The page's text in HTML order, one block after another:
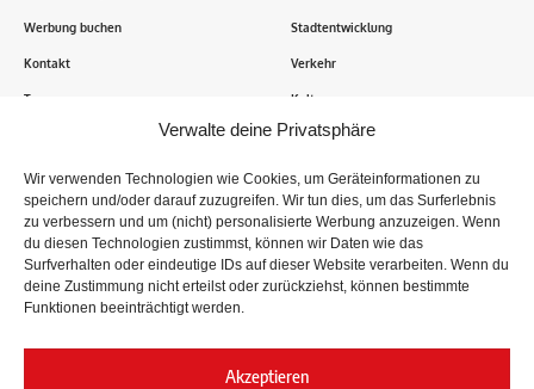
Verwalte deine Privatsphäre
Wir verwenden Technologien wie Cookies, um Geräteinformationen zu
speichern und/oder darauf zuzugreifen. Wir tun dies, um das Surferlebnis
zu verbessern und um (nicht) personalisierte Werbung anzuzeigen. Wenn
du diesen Technologien zustimmst, können wir Daten wie das
Surfverhalten oder eindeutige IDs auf dieser Website verarbeiten. Wenn du
deine Zustimmung nicht erteilst oder zurückziehst, können bestimmte
Funktionen beeinträchtigt werden.
Akzeptieren
Werbung buchen
Kontakt
Transparenz
Stadtentwicklung
Verkehr
Kultur
Tausende Stolberger sind bereits dabei! Du sendest uns
Informationen, Bilder und Erlebnisse aus der Kupferstadt – Wir
recherchieren, sammeln Informationen und berichten!